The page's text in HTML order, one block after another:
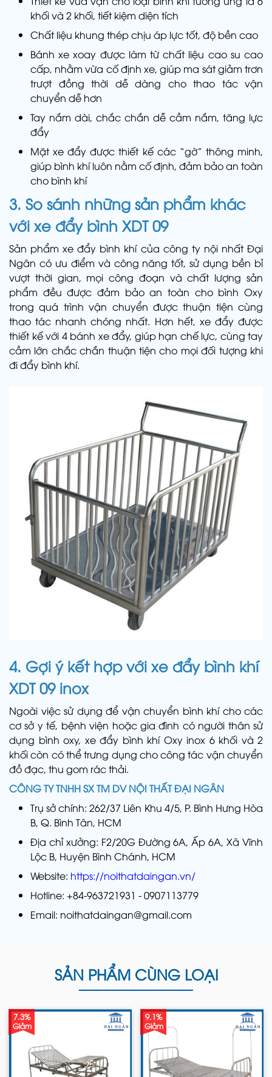
khối và 2 khối, tiết kiệm diện tích
Chất liệu khung thép chịu áp lực tốt, độ bền cao
Bánh xe xoay được làm từ chất liệu cao su cao
cấp, nhằm vừa cố định xe, giúp ma sát giảm trơn
trượt đồng thời dễ dàng cho thao tác vận
chuyển dễ hơn
Tay nắm dài, chắc chắn dễ cầm nắm, tăng lực
đẩy
Mặt xe đẩy được thiết kế các “gờ” thông minh,
giúp bình khí luôn nằm cố định, đảm bảo an toàn
cho bình khí
3. So sánh những sản phẩm khác
với xe đẩy bình XDT 09
Sản phẩm xe đẩy bình khí của công ty nội nhất Đại
Ngân có ưu điểm và công năng tốt, sử dụng bền bỉ
vượt thời gian, mọi công đoạn và chất lượng sản
phẩm đều được đảm bảo an toàn cho bình Oxy
trong quá trình vận chuyển được thuận tiện cùng
thao tác nhanh chóng nhất. Hơn hết, xe đẩy được
thiết kế với 4 bánh xe đẩy, giúp hạn chế lực, cùng tay
cầm lớn chắc chắn thuận tiện cho mọi đối tượng khi
đi đẩy bình khí.
4. Gợi ý kết hợp với xe đẩy bình khí
XDT 09 inox
Ngoài việc sử dụng để vận chuyển bình khí cho các
cơ sở y tế, bệnh viện hoặc gia đình có người thân sử
dụng bình oxy, xe đẩy bình khí Oxy inox 6 khối và 2
khối còn có thể trưng dụng cho công tác vận chuyển
đồ đạc, thu gom rác thải.
CÔNG TY TNHH SX TM DV NỘI THẤT ĐẠI NGÂN
Trụ sở chính: 262/37 Liên Khu 4/5, P. Bình Hưng Hòa
B, Q. Bình Tân, HCM
Địa chỉ xưởng: F2/20G Đường 6A, Ấp 6A, Xã Vĩnh
Lộc B, Huyện Bình Chánh, HCM
Website: https://noithatdaingan.vn/
Hotline: +84-963721931 - 0907113779
Email: noithatdaingan@gmail.com
SẢN PHẨM CÙNG LOẠI
7.3%
Giảm
9.1%
Giảm